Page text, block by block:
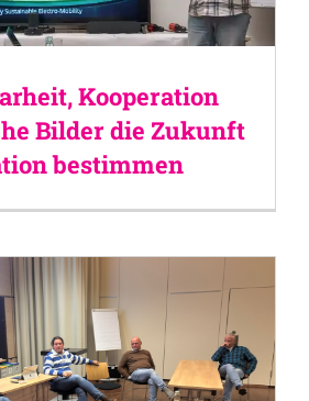
Kooperation
Bilder die Zukunft
bestimmen